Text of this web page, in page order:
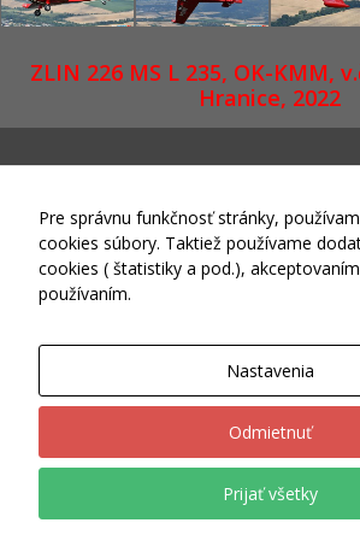
ZLIN 226 MS L 235, OK-KMM,
Hranice, 2022
Pre správnu funkčnosť stránky,
cookies súbory. Taktiež používame
cookies ( štatistiky a pod.),
používaním.
Nastavenia
Odmietnuť
Prijať všetky
pohybovať
stránke a
funkcie.
cookies
žiadne
informácie o
vás, ktoré by
sa dali použiť
na marketing
zapamätanie
na internete
súbory